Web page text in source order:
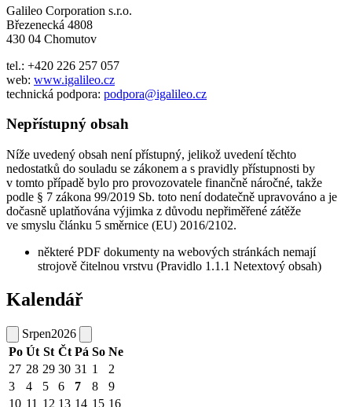
Galileo Corporation s.r.o.
Březenecká 4808
430 04 Chomutov
tel.: +420 226 257 057
web: www.igalileo.cz
technická podpora: podpora@igalileo.cz
Nepřístupný obsah
Níže uvedený obsah není přístupný, jelikož uvedení těchto
nedostatků do souladu se zákonem a s pravidly přístupnosti by
v tomto případě bylo pro provozovatele finančně náročné, takže
podle § 7 zákona 99/2019 Sb. toto není dodatečně upravováno a je
dočasně uplatňována výjimka z důvodu nepřiměřené zátěže
ve smyslu článku 5 směrnice (EU) 2016/2102.
některé PDF dokumenty na webových stránkách nemají
strojově čitelnou vrstvu (Pravidlo 1.1.1 Netextový obsah)
Kalendář
Srpen2026
Po Út St Čt Pá So Ne
27 28 29 30 31 1
2
3
4 5 6 7 8
9
10 11 12 13 14 15 16